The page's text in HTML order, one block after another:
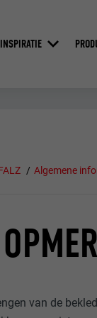
INSPIRATIE
Algemene
van de